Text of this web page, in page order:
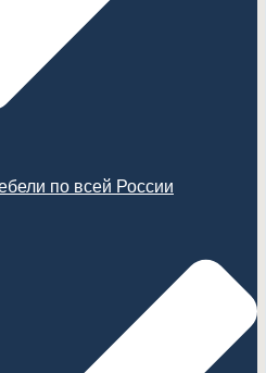
по всей России